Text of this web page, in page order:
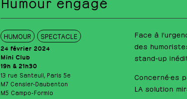
HUMOUR SPECTACLE
24 février 2024
Mini Club
19h & 21h30
13 rue Santeuil, Paris 5e
M7 Censier-Daubenton
M5 Campo-Formio
Face à
des
stand-up
Concerné·es
LA solution